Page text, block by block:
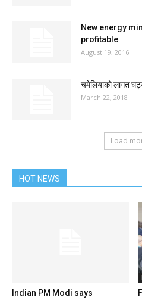
New energy
profitable
August 19, 2016
चमेलियाको लागत
March 22, 2018
Load
HOT NEWS
Indian PM Modi says